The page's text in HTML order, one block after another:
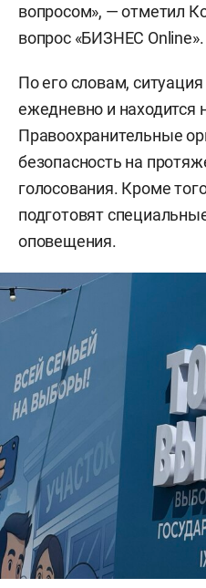
вопросом», — отметил
вопрос «БИЗНЕС Online».
По его словам,
ежедневно и находится
Правоохранительные
безопасность на
голосования. Кроме
подготовят
оповещения.